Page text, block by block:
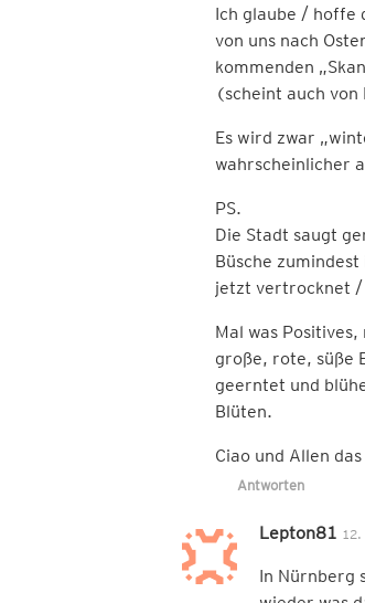
Ich glaube / hoffe
von uns nach
kommenden
(scheint auch
Es wird zwar
wahrscheinlicher
PS.
Die Stadt saugt
Büsche
jetzt vertrocknet /
Mal was
große, rote, süße
geerntet und
Blüten.
Ciao und Allen
Antworten
Lepton81 12.
In Nürnberg